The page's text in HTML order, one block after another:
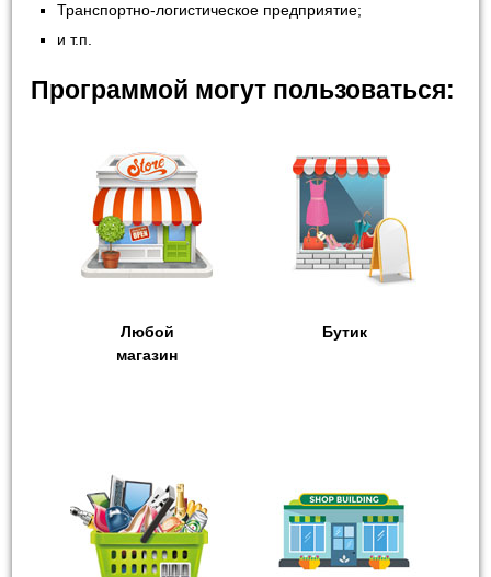
Транспортно-логистическое предприятие;
и т.п.
Программой могут пользоваться:
Любой
магазин
Бутик